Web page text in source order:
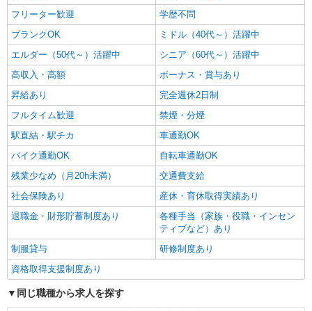
フリーター歓迎
学歴不問
ブランクOK
ミドル（40代～）活躍中
エルダー（50代～）活躍中
シニア（60代～）活躍中
高収入・高額
ボーナス・賞与あり
昇給あり
完全週休2日制
フルタイム歓迎
禁煙・分煙
駅直結・駅チカ
車通勤OK
バイク通勤OK
自転車通勤OK
残業少なめ（月20h未満）
交通費支給
社会保険あり
産休・育休取得実績あり
退職金・財形貯蓄制度あり
各種手当（家族・役職・インセン
ティブなど）あり
制服貸与
研修制度あり
資格取得支援制度あり
同じ職種から求人を探す